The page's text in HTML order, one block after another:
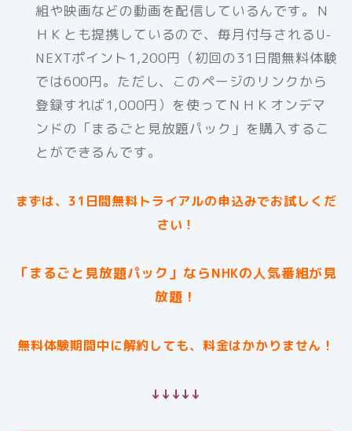
組や映画などの動画を配信しているんです。Ｎ
ＨＫとも提携しているので、毎月付与されるU-
NEXTポイント1,200円（初回の31日間無料体験
では600円。ただし、このページのリンクから
登録すれば1,000円）を使ってＮＨＫオンデマ
ンドの「まるごと見放題パック」を購入するこ
とができるんです。
まずは、31日間無料トライアルの申込みでお試しくだ
さい！
「まるごと見放題パック」ならNHKの人気番組が見
放題！
無料体験期間中に解約しても、料金はかかりません！
↓↓↓↓↓